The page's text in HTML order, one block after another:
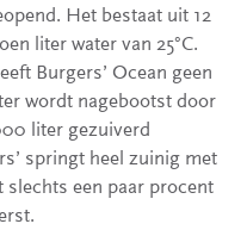
Het bestaat uit 12
liter water van 25°C.
Burgers’ Ocean geen
wordt nagebootst door
liter gezuiverd
springt heel zuinig met
een paar procent